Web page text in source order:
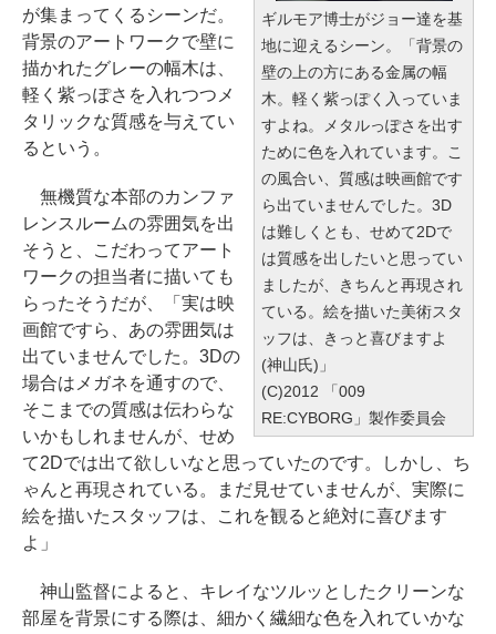
ギルモア博士がジョー達を基
地に迎えるシーン。「背景の
壁の上の方にある金属の幅
木。軽く紫っぽく入っていま
すよね。メタルっぽさを出す
ために色を入れています。こ
の風合い、質感は映画館です
ら出ていませんでした。3D
は難しくとも、せめて2Dで
は質感を出したいと思ってい
ましたが、きちんと再現され
ている。絵を描いた美術スタ
ッフは、きっと喜びますよ
(神山氏)」
(C)2012 「009
RE:CYBORG」製作委員会
が集まってくるシーンだ。
背景のアートワークで壁に
描かれたグレーの幅木は、
軽く紫っぽさを入れつつメ
タリックな質感を与えてい
るという。
無機質な本部のカンファ
レンスルームの雰囲気を出
そうと、こだわってアート
ワークの担当者に描いても
らったそうだが、「実は映
画館ですら、あの雰囲気は
出ていませんでした。3Dの
場合はメガネを通すので、
そこまでの質感は伝わらな
いかもしれませんが、せめ
て2Dでは出て欲しいなと思っていたのです。しかし、ち
ゃんと再現されている。まだ見せていませんが、実際に
絵を描いたスタッフは、これを観ると絶対に喜びます
よ」
神山監督によると、キレイなツルッとしたクリーンな
部屋を背景にする際は、細かく繊細な色を入れていかな